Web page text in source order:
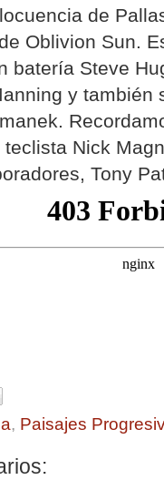
de
Oblivion Sun.
batería Steve
y también
Nick
Tony
, Paisajes